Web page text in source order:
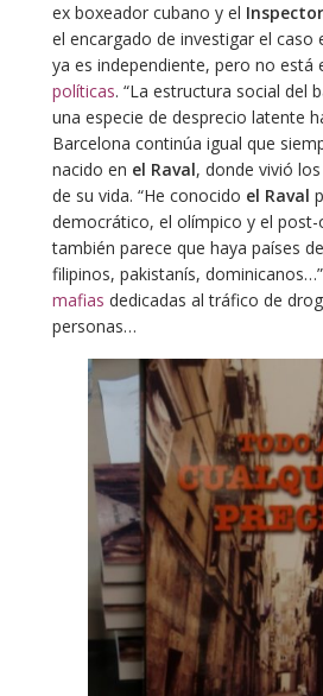
ex boxeador cubano y el
el encargado de investigar el caso
ya es independiente, pero no está
políticas. “La estructura social del
una especie de desprecio latente
Barcelona continúa igual que
nacido en el Raval, donde vivió
de su vida. “He conocido el Raval
democrático, el olímpico y el
también parece que haya países
filipinos, pakistanís,
mafias dedicadas al tráfico de
personas…